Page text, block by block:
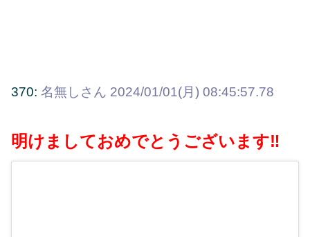
370: 名無しさん 2024/01/01(月) 08:45:57.78
明けましておめでとうございます‼︎